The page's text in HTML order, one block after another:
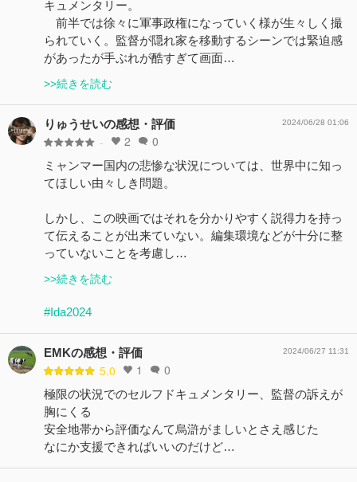
キュメンタリー。
前半では徐々に軍事政権になっていく様が生々しく撮
られていく。監督が隠れ家を移動するシーンでは緊迫感
があったが手ぶれが酷すぎて画面…
>>続きを読む
りゅうせいの感想・評価
- 2 0
2024/06/28 01:06
ミャンマー国内の悲惨な状況については、世界中に知っ
てほしい由々しき問題。
しかし、この映画ではそれを分かりやすく説得力を持っ
て伝えることが出来ていない。編集環境などが十分に整
っていないことを考慮し…
>>続きを読む
#Ida2024
EMKの感想・評価
5.0 1 0
2024/06/27 11:31
極限の状況でのセルフドキュメンタリー、監督の訴えが
胸にくる
安全地帯から評価なんて烏滸がましいとさえ感じた
なにか支援できればいいのだけど…